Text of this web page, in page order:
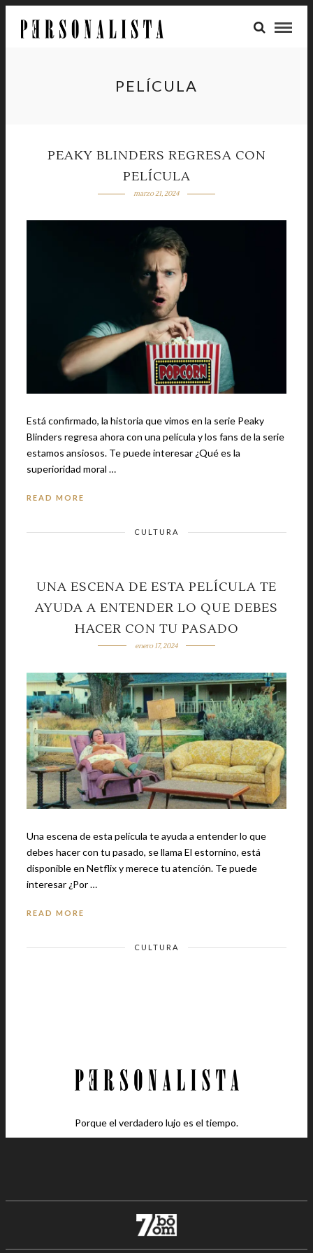
PELÍCULA
PEAKY BLINDERS REGRESA CON
PELÍCULA
marzo 21, 2024
Está confirmado, la historia que vimos en la serie Peaky
Blinders regresa ahora con una película y los fans de la serie
estamos ansiosos. Te puede interesar ¿Qué es la
superioridad moral …
READ MORE
CULTURA
UNA ESCENA DE ESTA PELÍCULA TE
AYUDA A ENTENDER LO QUE DEBES
HACER CON TU PASADO
enero 17, 2024
Una escena de esta película te ayuda a entender lo que
debes hacer con tu pasado, se llama El estornino, está
disponible en Netflix y merece tu atención. Te puede
interesar ¿Por …
READ MORE
CULTURA
Porque el verdadero lujo es el tiempo.